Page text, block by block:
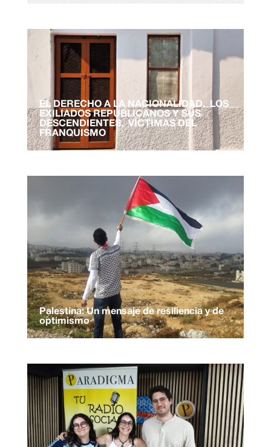
EL DERECHO A LA NACIONALIDAD. LOS
EXILIADOS REPUBLICANOS Y SUS
DESCENDIENTES, VÍCTIMAS DEL
FRANQUISMO
Palestina: Un mensaje de resiliencia y de
optimismo